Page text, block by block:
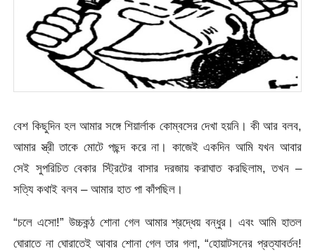
বেশ কিছুদিন হল আমার সঙ্গে শিয়ার্লাক কোম্বসের দেখা হয়নি। কী আর বলব,
আমার স্ত্রী তাকে মোটে পছন্দ করে না। কাজেই একদিন আমি যখন আবার
সেই সুপরিচিত বেকার স্ট্রিটের বাসার দরজায় করাঘাত করছিলাম, তখন –
সত্যি কথাই বলব – আমার হাত পা কাঁপছিল।
“চলে এসো!” উচ্চকন্ঠ শোনা গেল আমার শ্রদ্ধেয় বন্ধুর। এবং আমি হাতল
ঘোরাতে না ঘোরাতেই আবার শোনা গেল তার গলা, “হোয়াটসনের প্রত্যাবর্তন!